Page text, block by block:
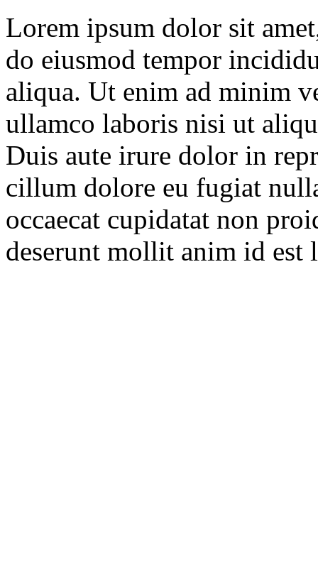
Lorem ipsum dolor sit
do eiusmod tempor
aliqua. Ut enim ad minim
ullamco laboris nisi ut
Duis aute irure dolor in
cillum dolore eu fugiat
occaecat cupidatat non
deserunt mollit anim id est